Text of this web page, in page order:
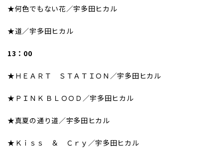
★何色でもない花／宇多田ヒカル
★道／宇多田ヒカル
13：00
★ＨＥＡＲＴ ＳＴＡＴＩＯＮ／宇多田ヒカル
★ＰＩＮＫ ＢＬＯＯＤ／宇多田ヒカル
★真夏の通り道／宇多田ヒカル
★Ｋｉｓｓ ＆ Ｃｒｙ／宇多田ヒカル